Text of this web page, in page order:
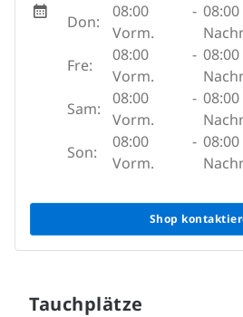
Don:
08:00
Vorm.
- 08:00
Fre:
08:00
Vorm.
- 08:00
Sam:
08:00
Vorm.
- 08:00
Son:
08:00
Vorm.
- 08:00
Shop
Tauchplätze